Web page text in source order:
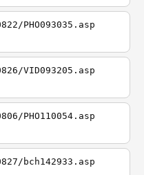
PHO093035.asp
VID093205.asp
PHO110054.asp
bch142933.asp